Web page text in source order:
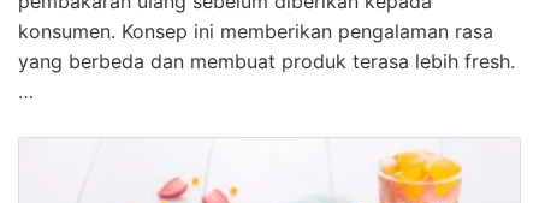
konsumen. Konsep ini memberikan pengalaman rasa
yang berbeda dan membuat produk terasa lebih fresh.
…